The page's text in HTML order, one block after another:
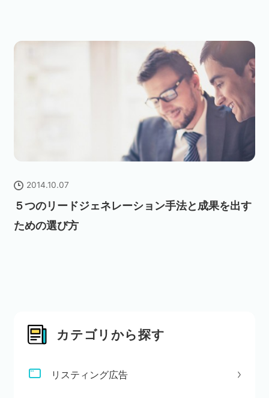
2014.10.07
５つのリードジェネレーション手法と成果を出す
ための選び方
カテゴリから探す
リスティング広告